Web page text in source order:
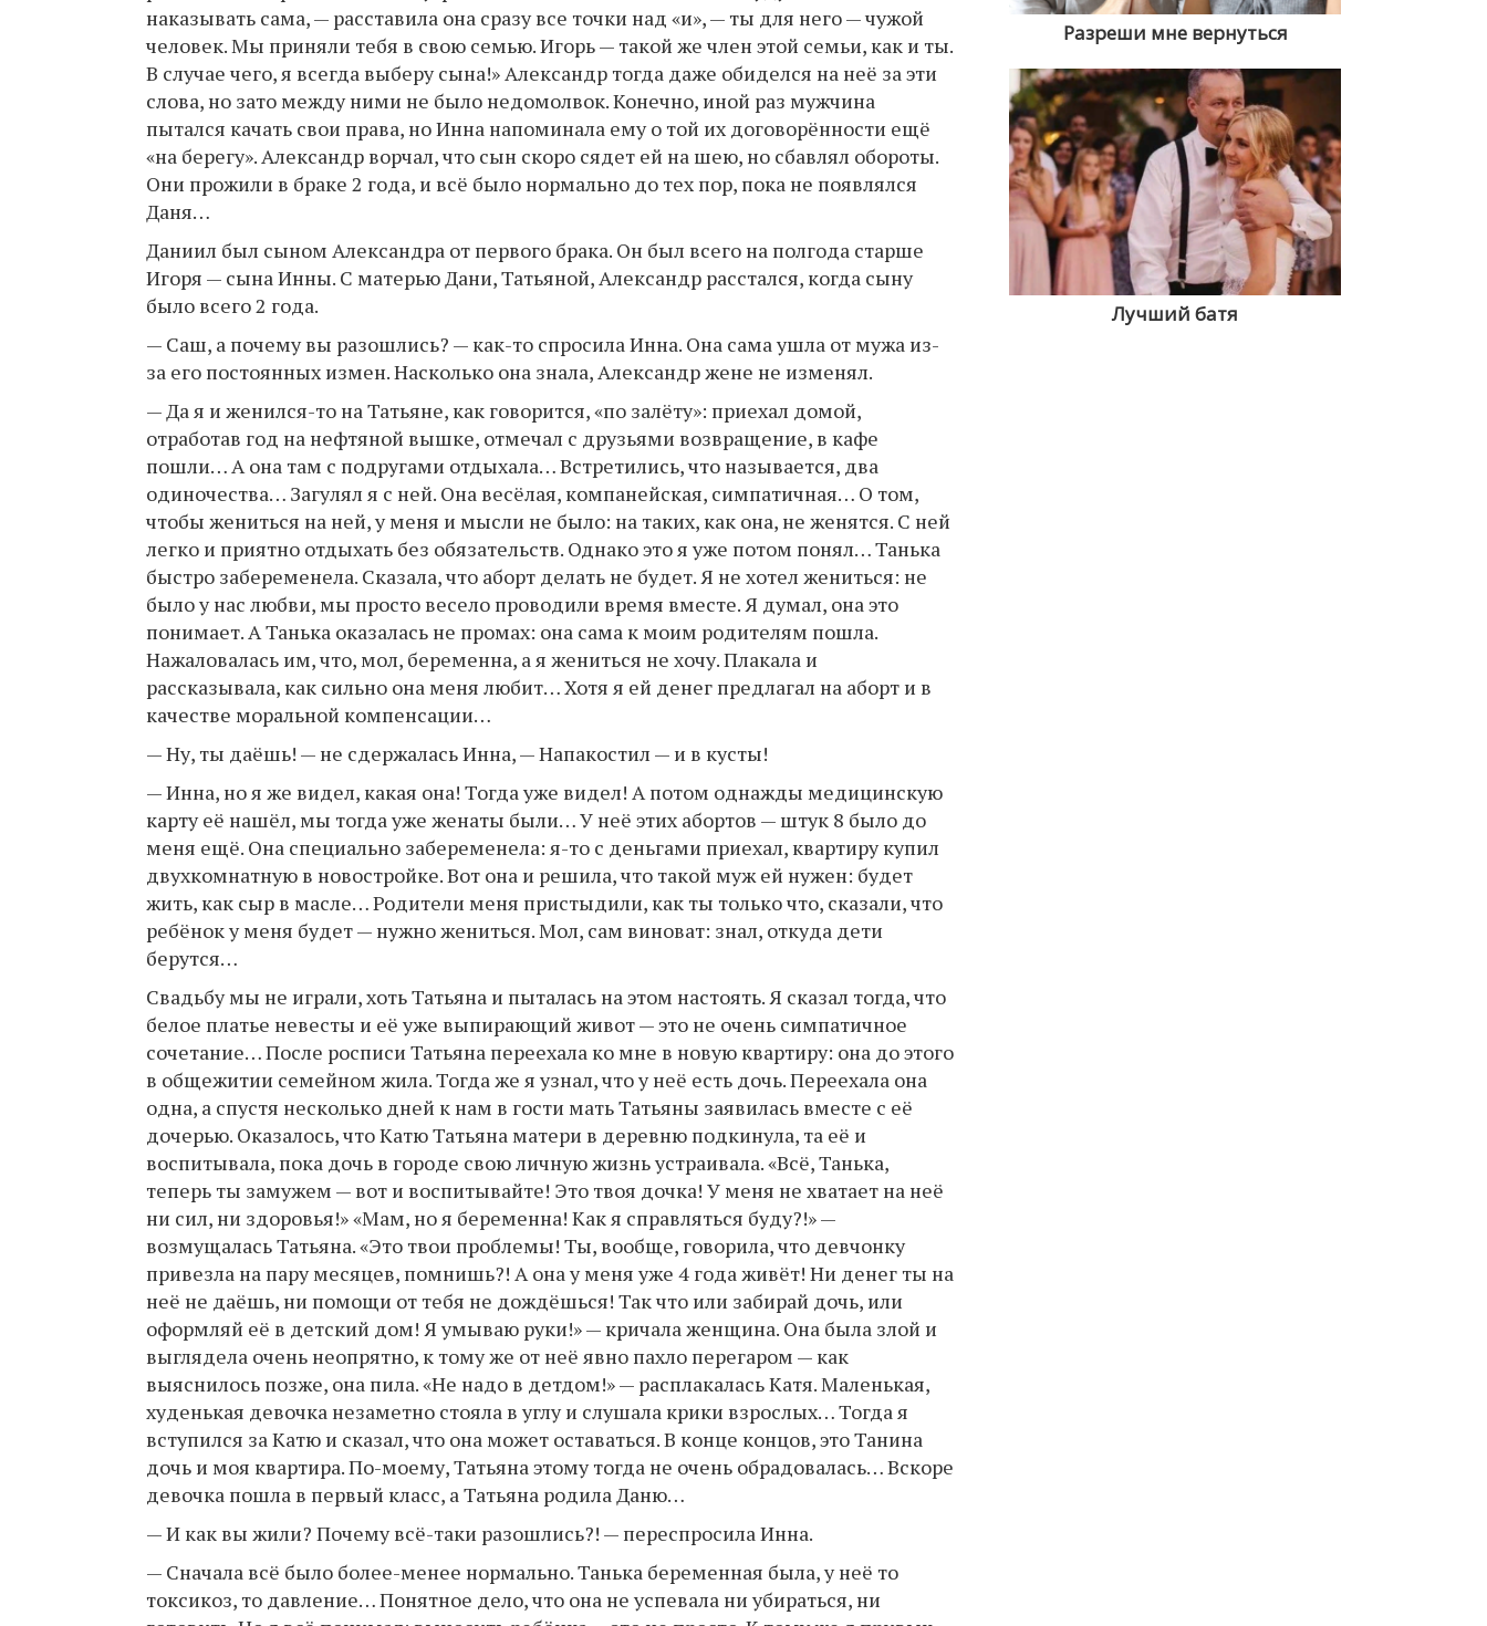
наказывать сама, — расставила она сразу все точки над «и», — ты для него — чужой
человек. Мы приняли тебя в свою семью. Игорь — такой же член этой семьи, как и ты.
В случае чего, я всегда выберу сына!» Александр тогда даже обиделся на неё за эти
слова, но зато между ними не было недомолвок. Конечно, иной раз мужчина
пытался качать свои права, но Инна напоминала ему о той их договорённости ещё
«на берегу». Александр ворчал, что сын скоро сядет ей на шею, но сбавлял обороты.
Они прожили в браке 2 года, и всё было нормально до тех пор, пока не появлялся
Даня…
Даниил был сыном Александра от первого брака. Он был всего на полгода старше
Игоря — сына Инны. С матерью Дани, Татьяной, Александр расстался, когда сыну
было всего 2 года.
— Саш, а почему вы разошлись? — как-то спросила Инна. Она сама ушла от мужа из-
за его постоянных измен. Насколько она знала, Александр жене не изменял.
— Да я и женился-то на Татьяне, как говорится, «по залёту»: приехал домой,
отработав год на нефтяной вышке, отмечал с друзьями возвращение, в кафе
пошли… А она там с подругами отдыхала… Встретились, что называется, два
одиночества… Загулял я с ней. Она весёлая, компанейская, симпатичная… О том,
чтобы жениться на ней, у меня и мысли не было: на таких, как она, не женятся. С ней
легко и приятно отдыхать без обязательств. Однако это я уже потом понял… Танька
быстро забеременела. Сказала, что аборт делать не будет. Я не хотел жениться: не
было у нас любви, мы просто весело проводили время вместе. Я думал, она это
понимает. А Танька оказалась не промах: она сама к моим родителям пошла.
Нажаловалась им, что, мол, беременна, а я жениться не хочу. Плакала и
рассказывала, как сильно она меня любит… Хотя я ей денег предлагал на аборт и в
качестве моральной компенсации…
— Ну, ты даёшь! — не сдержалась Инна, — Напакостил — и в кусты!
— Инна, но я же видел, какая она! Тогда уже видел! А потом однажды медицинскую
карту её нашёл, мы тогда уже женаты были… У неё этих абортов — штук 8 было до
меня ещё. Она специально забеременела: я-то с деньгами приехал, квартиру купил
двухкомнатную в новостройке. Вот она и решила, что такой муж ей нужен: будет
жить, как сыр в масле… Родители меня пристыдили, как ты только что, сказали, что
ребёнок у меня будет — нужно жениться. Мол, сам виноват: знал, откуда дети
берутся…
Свадьбу мы не играли, хоть Татьяна и пыталась на этом настоять. Я сказал тогда, что
белое платье невесты и её уже выпирающий живот — это не очень симпатичное
сочетание… После росписи Татьяна переехала ко мне в новую квартиру: она до этого
в общежитии семейном жила. Тогда же я узнал, что у неё есть дочь. Переехала она
одна, а спустя несколько дней к нам в гости мать Татьяны заявилась вместе с её
дочерью. Оказалось, что Катю Татьяна матери в деревню подкинула, та её и
воспитывала, пока дочь в городе свою личную жизнь устраивала. «Всё, Танька,
теперь ты замужем — вот и воспитывайте! Это твоя дочка! У меня не хватает на неё
ни сил, ни здоровья!» «Мам, но я беременна! Как я справляться буду?!» —
возмущалась Татьяна. «Это твои проблемы! Ты, вообще, говорила, что девчонку
привезла на пару месяцев, помнишь?! А она у меня уже 4 года живёт! Ни денег ты на
неё не даёшь, ни помощи от тебя не дождёшься! Так что или забирай дочь, или
оформляй её в детский дом! Я умываю руки!» — кричала женщина. Она была злой и
выглядела очень неопрятно, к тому же от неё явно пахло перегаром — как
выяснилось позже, она пила. «Не надо в детдом!» — расплакалась Катя. Маленькая,
худенькая девочка незаметно стояла в углу и слушала крики взрослых… Тогда я
вступился за Катю и сказал, что она может оставаться. В конце концов, это Танина
дочь и моя квартира. По-моему, Татьяна этому тогда не очень обрадовалась… Вскоре
девочка пошла в первый класс, а Татьяна родила Даню…
— И как вы жили? Почему всё-таки разошлись?! — переспросила Инна.
— Сначала всё было более-менее нормально. Танька беременная была, у неё то
токсикоз, то давление… Понятное дело, что она не успевала ни убираться, ни
Разреши мне вернуться
Лучший батя